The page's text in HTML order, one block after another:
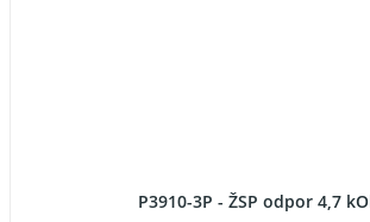
P3910-3P - ŽSP odpor 4,7